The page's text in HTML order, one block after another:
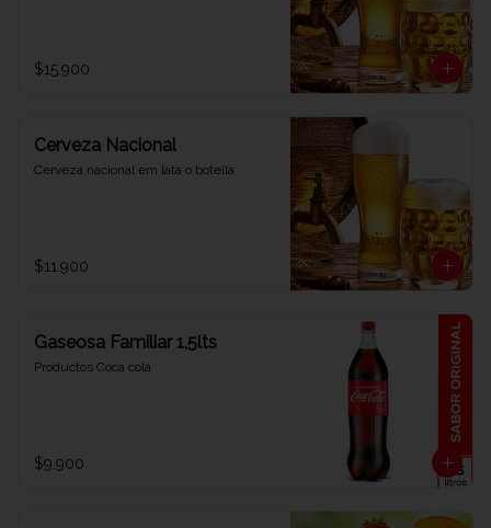
$15.900
Cerveza Nacional
Cerveza nacional em lata o botella
$11.900
Gaseosa Familiar 1,5lts
Productos Coca cola
$9.900